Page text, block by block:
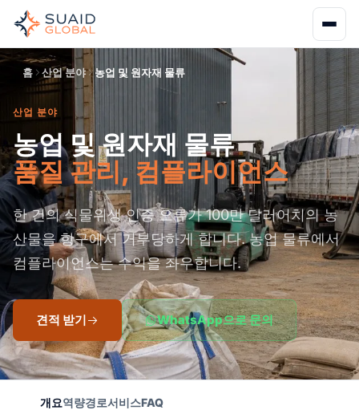
홈 산업 분야 농업 및 원자재 물류
산업 분야
농업 및 원자재 물류
품질 관리, 컴플라이언스
한 건의 식물위생 인증 오류가 100만 달러어치의 농
산물을 항구에서 거부당하게 합니다. 농업 물류에서
컴플라이언스는 수익을 좌우합니다.
견적 받기 WhatsApp으로 문의
개요역량경로서비스FAQ